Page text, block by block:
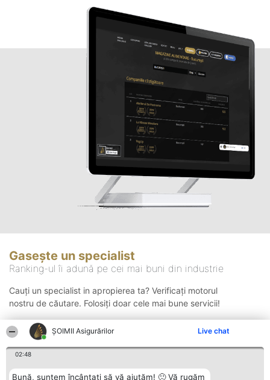
ȘOIMII Asigurărilor Live chat
02:48
Bună, suntem încântați să vă ajutăm! 🙂 Vă rugăm
Gasește un specialist
Ranking-ul îi adună pe cei mai buni din industrie
Cauți un specialist in apropierea ta? Verificați motorul
nostru de căutare. Folosiți doar cele mai bune servicii!